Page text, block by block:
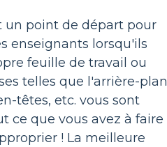
un point de départ pour
enseignants lorsqu'ils
feuille de travail ou
telles que l'arrière-
têtes, etc. vous sont
ce que vous avez à faire
! La meilleure